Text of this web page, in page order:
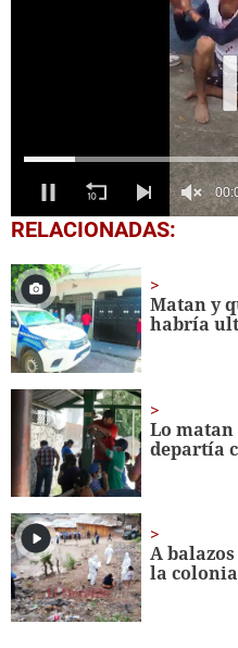
0
seconds
14
seconds
RELACIONADAS:
Matan y
habría
Lo
departía
A
la